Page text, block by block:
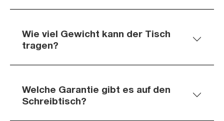
Wie viel Gewicht kann der Tisch
tragen?
Welche Garantie gibt es auf den
Schreibtisch?